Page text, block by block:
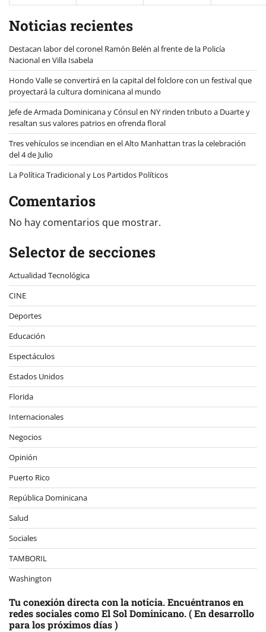
Noticias recientes
Destacan labor del coronel Ramón Belén al frente de la Policía
Nacional en Villa Isabela
Hondo Valle se convertirá en la capital del folclore con un festival que
proyectará la cultura dominicana al mundo
Jefe de Armada Dominicana y Cónsul en NY rinden tributo a Duarte y
resaltan sus valores patrios en ofrenda floral
Tres vehículos se incendian en el Alto Manhattan tras la celebración
del 4 de Julio
La Política Tradicional y Los Partidos Políticos
Comentarios
No hay comentarios que mostrar.
Selector de secciones
Actualidad Tecnológica
CINE
Deportes
Educación
Espectáculos
Estados Unidos
Florida
Internacionales
Negocios
Opinión
Puerto Rico
República Dominicana
Salud
Sociales
TAMBORIL
Washington
Tu conexión directa con la noticia. Encuéntranos en
redes sociales como El Sol Dominicano. ( En desarrollo
para los próximos días )